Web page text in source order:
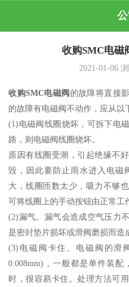
收购SMC电磁
2021-01-06
收购SMC电磁阀 的故障将直接
的故障有电磁阀不动作，应从以
(1)电磁阀线圈烧坏，可拆下电
路，则电磁阀线圈烧坏。
原因有线圈受潮，引起绝缘不
毁，因此要防止雨水进入电磁
大，线圈匝数太少，吸力不够
可将线圈上的手动按钮由正常工
(2)漏气。漏气会造成空气压力
是密封垫片损坏或滑阀磨损而造
(3)电磁阀卡住。电磁阀的滑
0.008mm)，一般都是单件装
时，很容易卡住。处理方法可